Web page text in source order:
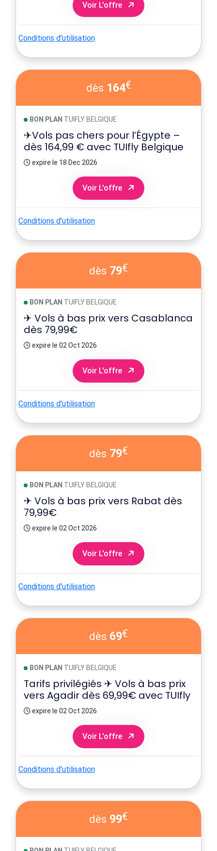
Voir L'offre
Conditions d'utilisation
dès 164€
BON PLAN TUIFLY BELGIQUE
✈Vols pas chers pour l’Égypte –
dès 164,99 € avec TUIfly Belgique
expire le 18 Dec 2026
Voir L'offre
Conditions d'utilisation
dès 79€
BON PLAN TUIFLY BELGIQUE
✈ Vols à bas prix vers Casablanca
dès 79,99€
expire le 02 Oct 2026
Voir L'offre
Conditions d'utilisation
dès 79€
BON PLAN TUIFLY BELGIQUE
✈ Vols à bas prix vers Rabat dès
79,99€
expire le 02 Oct 2026
Voir L'offre
Conditions d'utilisation
dès 69€
BON PLAN TUIFLY BELGIQUE
Tarifs privilégiés ✈ Vols à bas prix
vers Agadir dès 69,99€ avec TUIfly
expire le 02 Oct 2026
Voir L'offre
Conditions d'utilisation
dès 99€